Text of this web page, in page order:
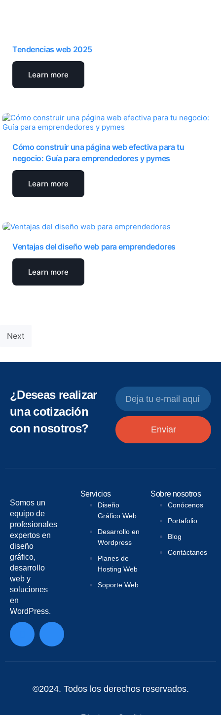
Tendencias web 2025
Learn more
Cómo construir una página web efectiva para tu
negocio: Guía para emprendedores y pymes
Learn more
Ventajas del diseño web para emprendedores
Learn more
Next
¿Deseas realizar
una cotización
con nosotros?
Enviar
Somos un
equipo de
profesionales
expertos en
diseño
gráfico,
desarrollo
web y
soluciones
en
WordPress.
Servicios
Diseño
Gráfico Web
Desarrollo en
Wordpress
Planes de
Hosting Web
Soporte Web
Sobre nosotros
Conócenos
Portafolio
Blog
Contáctanos
©2024. Todos los derechos reservados.